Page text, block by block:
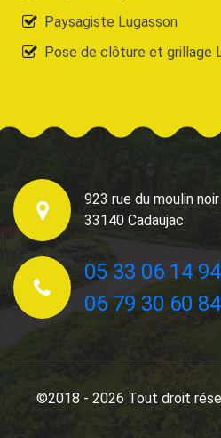
Paysagiste Lugasson
Pose de clôture et grillage
923 rue du moulin noir
33140 Cadaujac
05 33 06 14 94
06 79 30 60 84
©2018 - 2026 Tout droit